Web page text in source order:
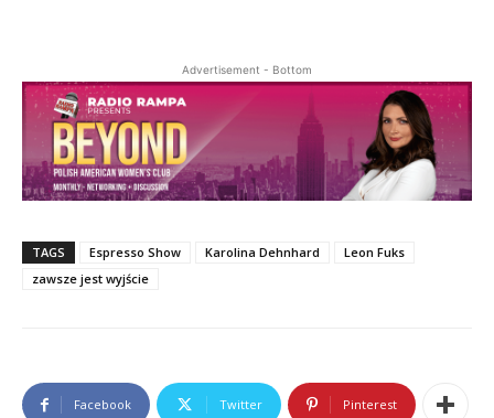
Advertisement - Bottom
TAGS Espresso Show Karolina Dehnhard
Leon Fuks
zawsze jest wyjście
Facebook Twitter Pinterest